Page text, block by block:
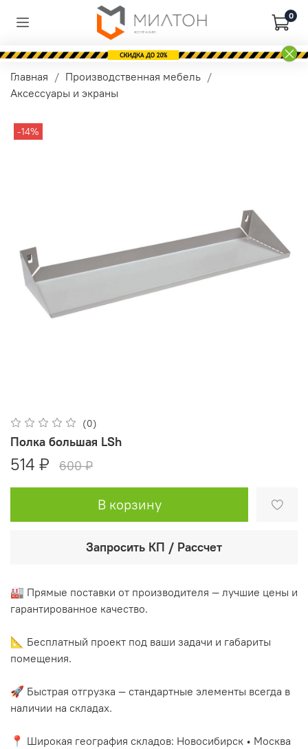
0
Главная
Производственная мебель
Аксессуары и экраны
-14%
(0)
Полка большая LSh
514 ₽ 600 ₽
В корзину
Запросить КП / Рассчет
🏭 Прямые поставки от производителя — лучшие цены и
гарантированное качество.
📐 Бесплатный проект под ваши задачи и габариты
помещения.
🚀 Быстрая отгрузка — стандартные элементы всегда в
наличии на складах.
📍 Широкая география складов: Новосибирск • Москва